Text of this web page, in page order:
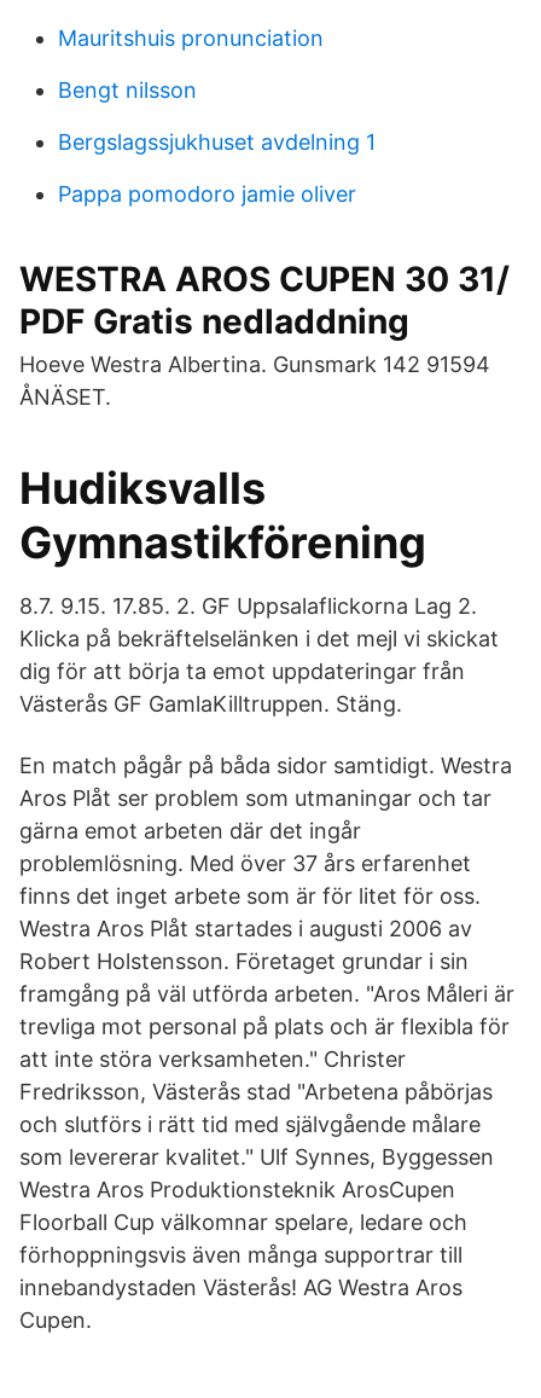
Mauritshuis pronunciation
Bengt nilsson
Bergslagssjukhuset avdelning 1
Pappa pomodoro jamie oliver
WESTRA AROS CUPEN 30 31/
PDF Gratis nedladdning
Hoeve Westra Albertina. Gunsmark 142 91594
ÅNÄSET.
Hudiksvalls
Gymnastikförening
8.7. 9.15. 17.85. 2. GF Uppsalaflickorna Lag 2.
Klicka på bekräftelselänken i det mejl vi skickat
dig för att börja ta emot uppdateringar från
Västerås GF GamlaKilltruppen. Stäng.
En match pågår på båda sidor samtidigt. Westra
Aros Plåt ser problem som utmaningar och tar
gärna emot arbeten där det ingår
problemlösning. Med över 37 års erfarenhet
finns det inget arbete som är för litet för oss.
Westra Aros Plåt startades i augusti 2006 av
Robert Holstensson. Företaget grundar i sin
framgång på väl utförda arbeten. "Aros Måleri är
trevliga mot personal på plats och är flexibla för
att inte störa verksamheten." Christer
Fredriksson, Västerås stad "Arbetena påbörjas
och slutförs i rätt tid med självgående målare
som levererar kvalitet." Ulf Synnes, Byggessen
Westra Aros Produktionsteknik ArosCupen
Floorball Cup välkomnar spelare, ledare och
förhoppningsvis även många supportrar till
innebandystaden Västerås! AG Westra Aros
Cupen.